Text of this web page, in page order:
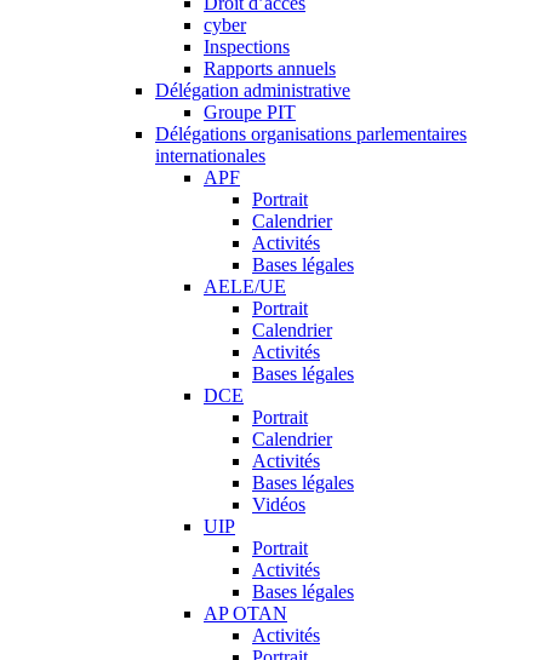
cyber
Inspections
Rapports annuels
Délégation administrative
Groupe PIT
Délégations organisations parlementaires
internationales
APF
Portrait
Calendrier
Activités
Bases légales
AELE/UE
Portrait
Calendrier
Activités
Bases légales
DCE
Portrait
Calendrier
Activités
Bases légales
Vidéos
UIP
Portrait
Activités
Bases légales
AP OTAN
Activités